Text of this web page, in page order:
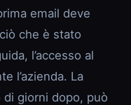
email deve
che è stato
l’accesso al
l’azienda. La
di giorni dopo, può